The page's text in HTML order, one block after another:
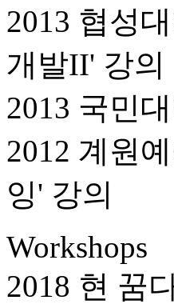
2013 협성
개발II' 강의
2013 국민
2012 계원
잉' 강의
Workshops
2018 현 꿈